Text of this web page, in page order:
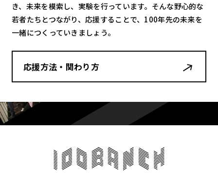
き、未来を模索し、実験を行っています。そんな野心的な
若者たちとつながり、応援することで、100年先の未来を
一緒につくっていきましょう。
応援方法・関わり方